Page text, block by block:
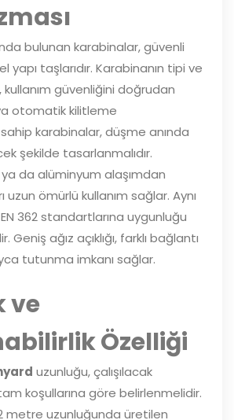
bulunan karabinalar, güvenli
yapı taşlarıdır. Karabinanın tipi ve
güvenliğini doğrudan
otomatik kilitleme
karabinalar, düşme anında
şekilde tasarlanmalıdır.
da alüminyum alaşımdan
ömürlü kullanım sağlar. Aynı
362 standartlarına uygunluğu
ağız açıklığı, farklı bağlantı
tutunma imkanı sağlar.
ve
Özelliği
uzunluğu, çalışılacak
koşullarına göre belirlenmelidir.
metre uzunluğunda üretilen